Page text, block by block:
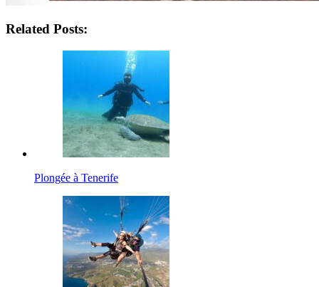
Related Posts:
Plongée à Tenerife